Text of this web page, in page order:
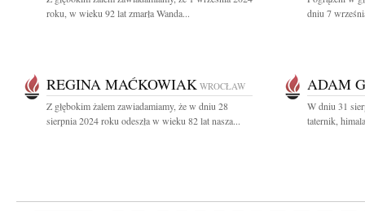
roku, w wieku 92 lat zmarła Wanda...
dniu 7
REGINA MAĆKOWIAK WROCŁAW
Z głębokim żalem zawiadamiamy, że w dniu 28
sierpnia 2024 roku odeszła w wieku 82 lat nasza...
ADAM
W dniu 31
taternik,